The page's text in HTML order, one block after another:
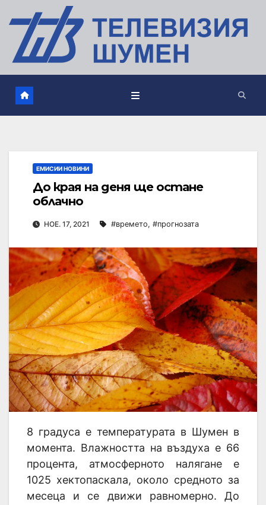
ЕМИСИИ НОВИНИ
До края на деня ще остане
облачно
НОЕ. 17, 2021 #времето, #прогнозата
8 градуса е температурата в Шумен в
момента. Влажността на въздуха е 66
процента, атмосферното налягане е
1025 хектопаскала, около средното за
месеца и се движи равномерно. До